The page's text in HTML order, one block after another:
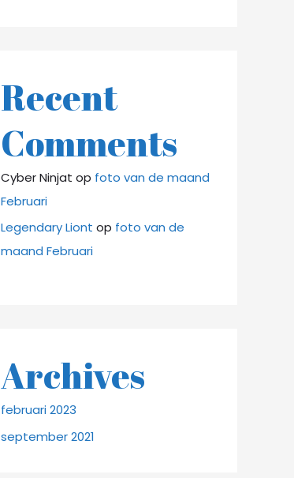
Recent
Comments
Cyber Ninjat op foto van de maand
Februari
Legendary Liont op foto van de
maand Februari
Archives
februari 2023
september 2021